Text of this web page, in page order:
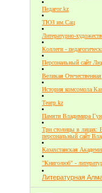
Педагог.kz
ТЮЗ им.Сац
Литературно-
Коллеги -
Персональный сайт
Великая Отечественная
История комсомола
Театр.kz
Памяти Владимира
Три столицы в
персональный сайт
Казахстанская
"Книголюб" -
Литературная